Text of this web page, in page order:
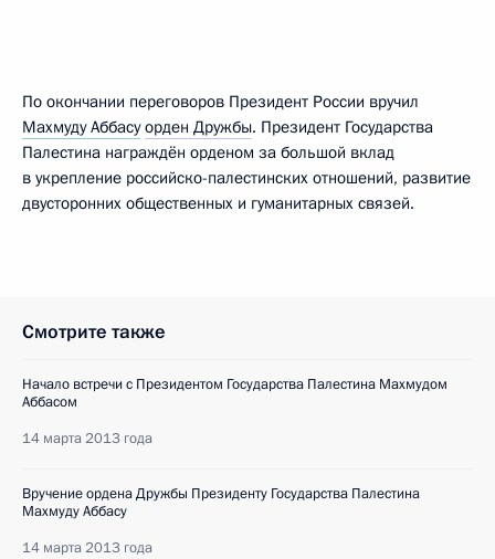
По окончании переговоров Президент России вручил
Махмуду Аббасу орден Дружбы. Президент Государства
Палестина награждён орденом за большой вклад
в укрепление российско-палестинских отношений, развитие
двусторонних общественных и гуманитарных связей.
Смотрите также
Начало встречи с Президентом Государства Палестина Махмудом
Аббасом
14 марта 2013 года
Вручение ордена Дружбы Президенту Государства Палестина
Махмуду Аббасу
14 марта 2013 года